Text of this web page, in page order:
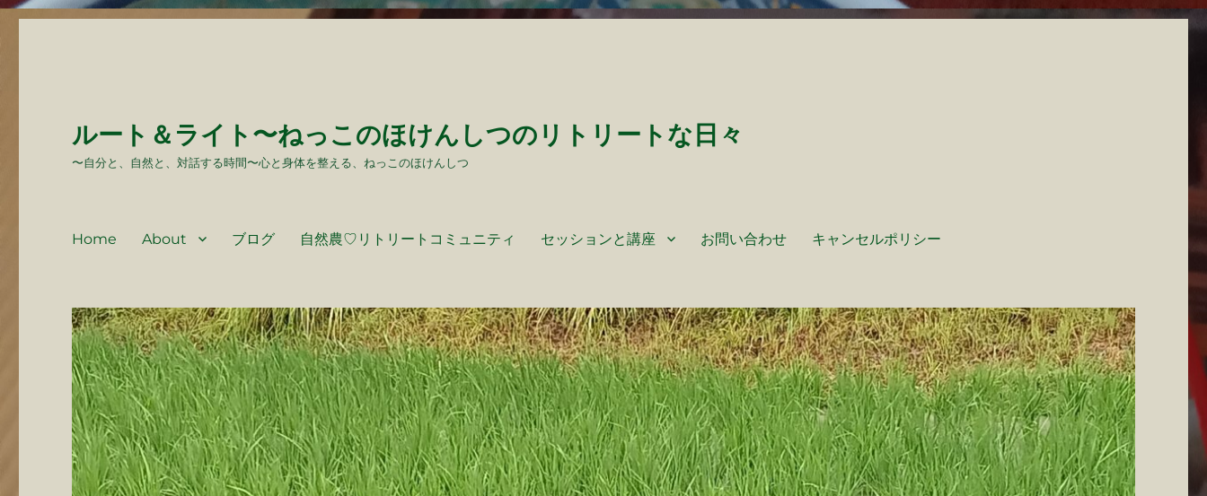
ルート＆ライト〜ねっこのほけんしつのリトリートな日々
〜自分と、自然と、対話する時間〜心と身体を整える、ねっこのほけんしつ
Home About ブログ 自然農♡リトリートコミュニティ セッションと講座 お問い合わせ キャンセルポリシー